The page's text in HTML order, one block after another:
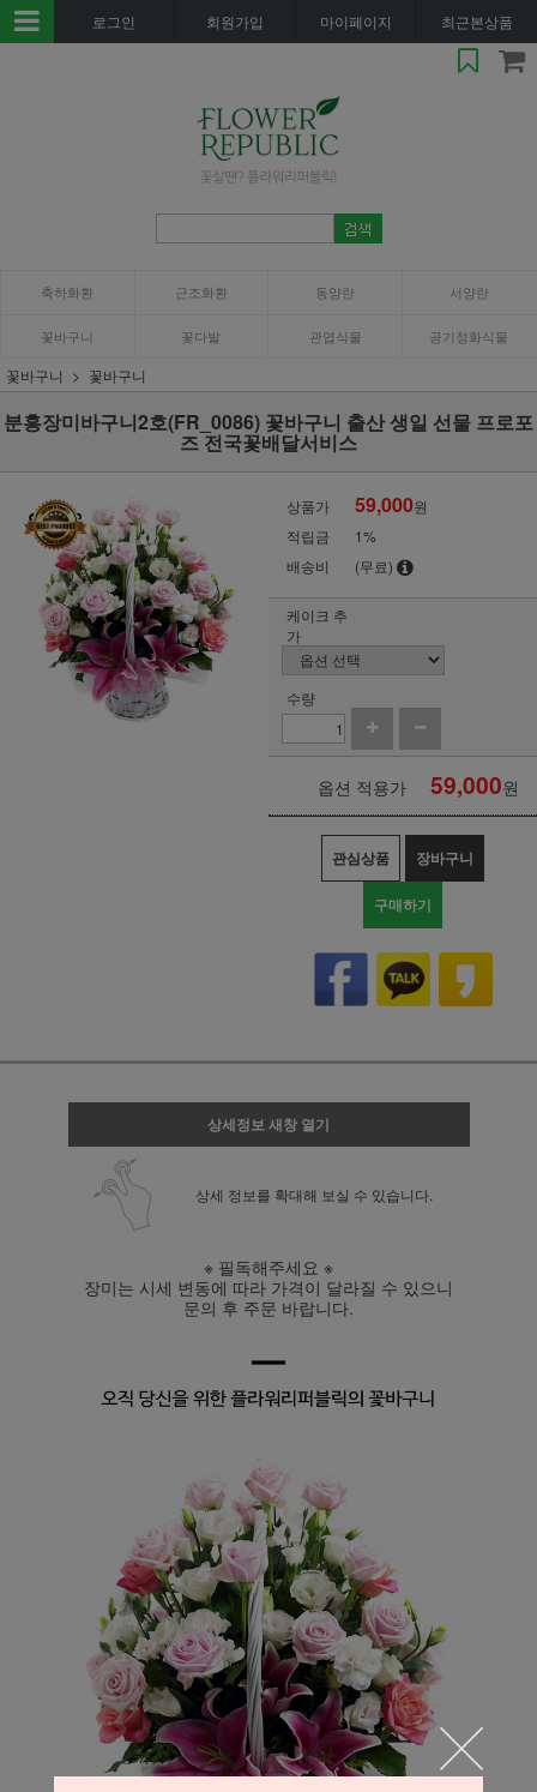
로그인 회원가입 마이페이지 최근본상품
축하화환 근조화환 동양란 서양란
꽃바구니 꽃다발 관엽식물 공기정화식물
꽃바구니 꽃바구니
분홍장미바구니2호(FR_0086) 꽃바구니 출산 생일 선물 프로포
즈 전국꽃배달서비스
상품가 59,000원
적립금
1%
배송비
(무료)
케이크 추
가
수량
옵션 적용가 59,000원
관심상품 장바구니
구매하기
상세정보 새창 열기
상세 정보를 확대해 보실 수 있습니다.
※ 필독해주세요 ※
장미는 시세 변동에 따라 가격이 달라질 수 있으니
문의 후 주문 바랍니다.